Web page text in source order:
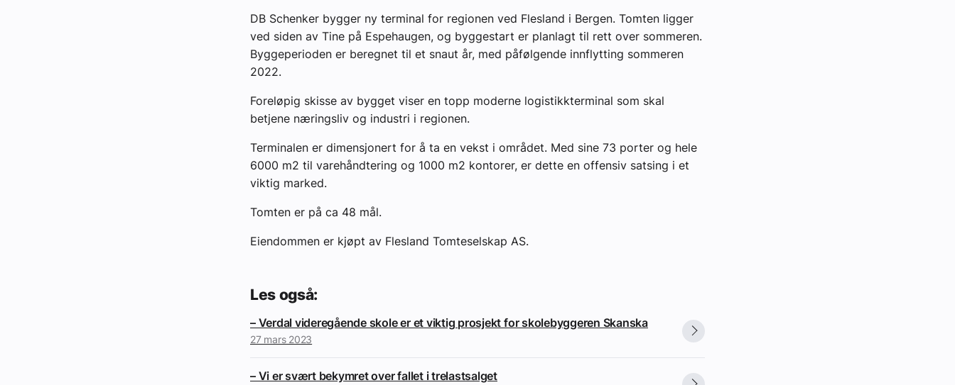
DB Schenker bygger ny terminal for regionen ved Flesland i Bergen. Tomten ligger
ved siden av Tine på Espehaugen, og byggestart er planlagt til rett over sommeren.
Byggeperioden er beregnet til et snaut år, med påfølgende innflytting sommeren
2022.
Foreløpig skisse av bygget viser en topp moderne logistikkterminal som skal
betjene næringsliv og industri i regionen.
Terminalen er dimensjonert for å ta en vekst i området. Med sine 73 porter og hele
6000 m2 til varehåndtering og 1000 m2 kontorer, er dette en offensiv satsing i et
viktig marked.
Tomten er på ca 48 mål.
Eiendommen er kjøpt av Flesland Tomteselskap AS.
Les også:
– Verdal videregående skole er et viktig prosjekt for skolebyggeren Skanska
27 mars 2023
– Vi er svært bekymret over fallet i trelastsalget